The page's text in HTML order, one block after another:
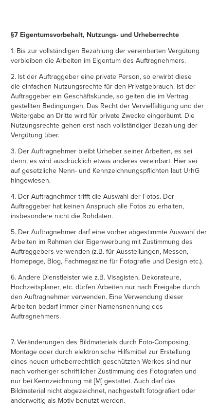
§7 Eigentumsvorbehalt, Nutzungs- und Urheberrechte
1. Bis zur vollständigen Bezahlung der vereinbarten Vergütung
verbleiben die Arbeiten im Eigentum des Auftragnehmers.
2. Ist der Auftraggeber eine private Person, so erwirbt diese
die einfachen Nutzungsrechte für den Privatgebrauch. Ist der
Auftraggeber ein Geschäftskunde, so gelten die im Vertrag
gestellten Bedingungen. Das Recht der Vervielfältigung und der
Weitergabe an Dritte wird für private Zwecke eingeräumt. Die
Nutzungsrechte gehen erst nach vollständiger Bezahlung der
Vergütung über.
3. Der Auftragnehmer bleibt Urheber seiner Arbeiten, es sei
denn, es wird ausdrücklich etwas anderes vereinbart. Hier sei
auf gesetzliche Nenn- und Kennzeichnungspflichten laut UrhG
hingewiesen.
4. Der Auftragnehmer trifft die Auswahl der Fotos. Der
Auftraggeber hat keinen Anspruch alle Fotos zu erhalten,
insbesondere nicht die Rohdaten.
5. Der Auftragnehmer darf eine vorher abgestimmte Auswahl der
Arbeiten im Rahmen der Eigenwerbung mit Zustimmung des
Auftraggebers verwenden (z.B. für Ausstellungen, Messen,
Homepage, Blog, Fachmagazine für Fotografie und Design etc.).
6. Andere Dienstleister wie z.B. Visagisten, Dekorateure,
Hochzeitsplaner, etc. dürfen Arbeiten nur nach Freigabe durch
den Auftragnehmer verwenden. Eine Verwendung dieser
Arbeiten bedarf immer einer Namensnennung des
Auftragnehmers.
7. Veränderungen des Bildmaterials durch Foto-Composing,
Montage oder durch elektronische Hilfsmittel zur Erstellung
eines neuen urheberrechtlich geschützten Werkes sind nur
nach vorheriger schriftlicher Zustimmung des Fotografen und
nur bei Kennzeichnung mit [M] gestattet. Auch darf das
Bildmaterial nicht abgezeichnet, nachgestellt fotografiert oder
anderweitig als Motiv benutzt werden.